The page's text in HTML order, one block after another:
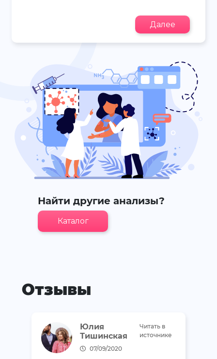
Далее
Найти другие анализы?
Каталог
Отзывы
Юлия
Тишинская
07/09/2020
Читать в
источнике